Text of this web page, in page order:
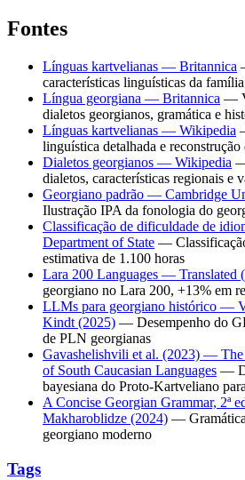
Fontes
Línguas kartvelianas — Britannica
características linguísticas da família
Língua georgiana — Britannica —
dialetos georgianos, gramática e
Línguas kartvelianas — Wikipedia
linguística detalhada e
Dialetos georgianos — Wikipedia —
dialetos, características regionais e
Georgiano padrão — Cambridge
Ilustração IPA da fonologia do
Classificação de dificuldade de
Department of State —
estimativa de 1.100 horas
Lara 200 Languages — Translated
georgiano no Lara 200, +13% em
LLMs para georgiano histórico —
Kindt (2025) — Desempenho do
de PLN georgianas
Gavashelishvili et al. (2023) —
of South Caucasian Languages —
bayesiana do Proto-Kartveliano
A Concise Georgian Grammar, 2ª
Makharoblidze (2024) — Gramática
georgiano moderno
Tags